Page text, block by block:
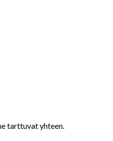
tarttuvat yhteen.